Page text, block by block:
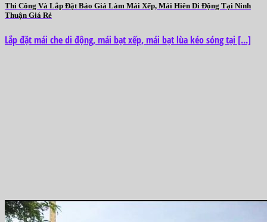
Thi Công Và Lắp Đặt Báo Giá Làm Mái Xếp, Mái Hiên Di Động Tại Ninh
Thuận Giá Rẻ
Lắp đặt mái che di động, mái bạt xếp, mái bạt lùa kéo sóng tại [...]